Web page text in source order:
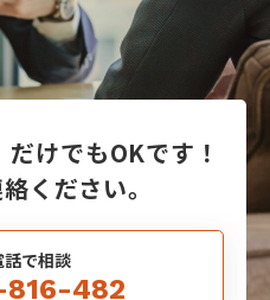
だけでもOKです！
ください。
話で相談
816-482